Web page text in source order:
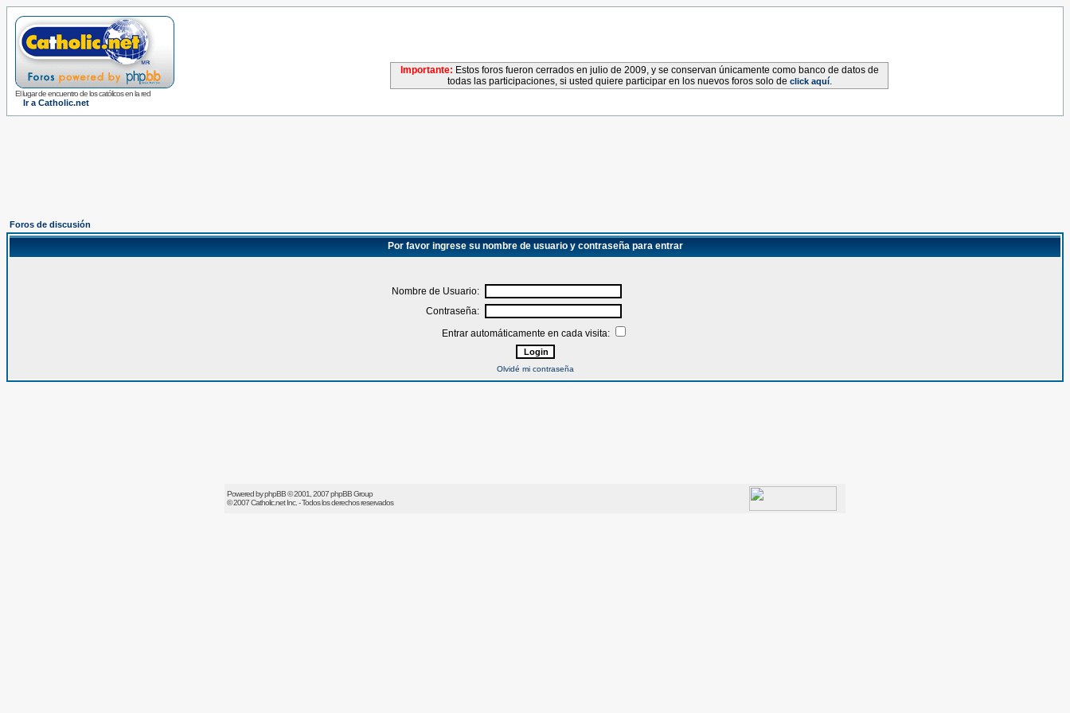
El lugar de encuentro de los católicos en la red
Ir a Catholic.net
Importante: Estos foros fueron cerrados en julio de 2009, y se conservan únicamente como banco de datos de
todas las participaciones, si usted quiere participar en los nuevos foros solo de click aquí.
Foros de discusión
Por favor ingrese su nombre de usuario y contraseña para entrar
Nombre de Usuario:
Contraseña:
Entrar automáticamente en cada visita:
Olvidé mi contraseña
Powered byphpBB© 2001, 2007 phpBB Group
© 2007Catholic.netInc. - Todos los derechos reservados